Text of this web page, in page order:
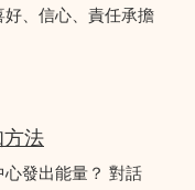
、信心、責任承擔
法
發出能量？ 對話